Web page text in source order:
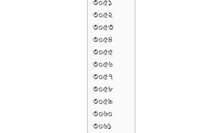
৩০৫১
৩০৫২
৩০৫৩
৩০৫৪
৩০৫৫
৩০৫৬
৩০৫৭
৩০৫৮
৩০৫৯
৩০৬০
৩০৬১